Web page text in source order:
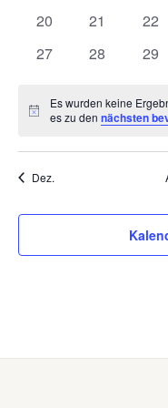
0
20
0
21
0
22
0
27
0
28
0
29
Hinweis
Es wurden keine
es zu dennächsten
Dez.